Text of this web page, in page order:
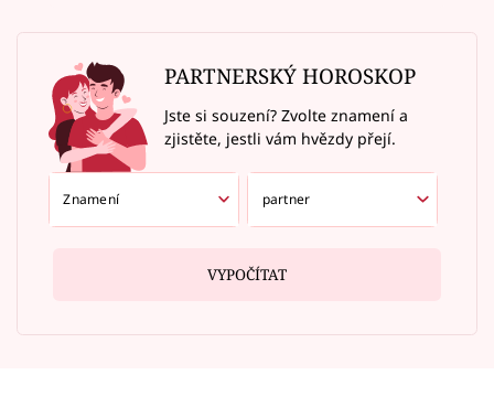
PARTNERSKÝ HOROSKOP
Jste si souzení? Zvolte znamení a
zjistěte, jestli vám hvězdy přejí.
VYPOČÍTAT